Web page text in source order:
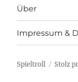
Über
Impressum &
Spieltroll Stolz